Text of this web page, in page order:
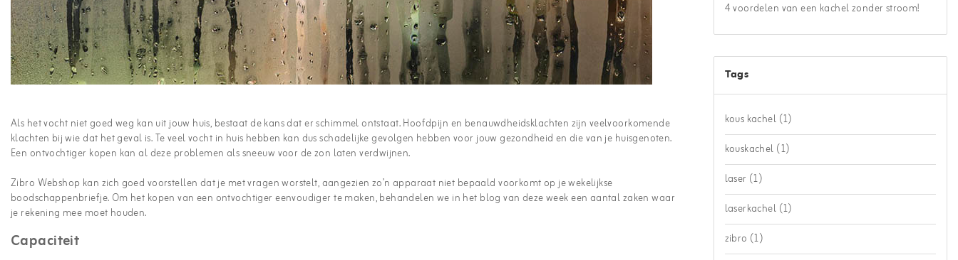
Als het vocht niet goed weg kan uit jouw huis, bestaat de kans dat er schimmel ontstaat. Hoofdpijn en benauwdheidsklachten zijn veelvoorkomende
klachten bij wie dat het geval is. Te veel vocht in huis hebben kan dus schadelijke gevolgen hebben voor jouw gezondheid en die van je huisgenoten.
Een ontvochtiger kopen kan al deze problemen als sneeuw voor de zon laten verdwijnen.
Zibro Webshop kan zich goed voorstellen dat je met vragen worstelt, aangezien zo’n apparaat niet bepaald voorkomt op je wekelijkse
boodschappenbriefje. Om het kopen van een ontvochtiger eenvoudiger te maken, behandelen we in het blog van deze week een aantal zaken waar
je rekening mee moet houden.
Capaciteit
4 voordelen van een kachel zonder stroom!
Tags
kous kachel (1)
kouskachel (1)
laser (1)
laserkachel (1)
zibro (1)